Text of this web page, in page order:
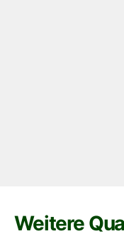
Weitere